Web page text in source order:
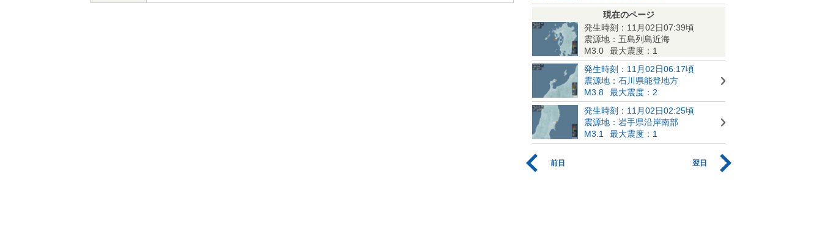
現在のページ
発生時刻：11月02日07:39頃
震源地：五島列島近海
M3.0
最大震度：1
発生時刻：11月02日06:17頃
震源地：石川県能登地方
M3.8
最大震度：2
発生時刻：11月02日02:25頃
震源地：岩手県沿岸南部
M3.1
最大震度：1
前日 翌日